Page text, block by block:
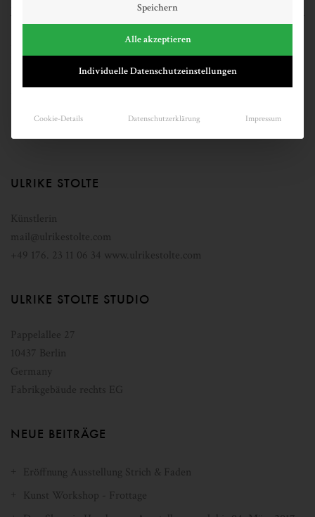
ULRIKE STOLTE
Künstlerin
mail@ulrikestolte.com
+49 176. 23 11 06 34 www.ulrikestolte.com
ULRIKE STOLTE STUDIO
Pappelallee 27
10437 Berlin
Germany
Fabrikgebäude rechts EG
NEUE BEITRÄGE
Eröffnung Ausstellung Strich & Faden
Kunst Workshop - Frottage
Speichern
Alle akzeptieren
Individuelle Datenschutzeinstellungen
Cookie-Details Datenschutzerklärung Impressum